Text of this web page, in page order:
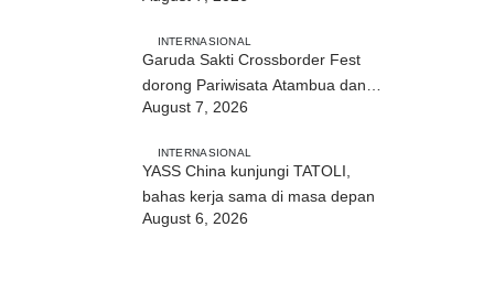
INTERNASIONAL
Garuda Sakti Crossborder Fest
dorong Pariwisata Atambua dan
August 7, 2026
INTERNASIONAL
YASS China kunjungi TATOLI,
bahas kerja sama di masa depan
August 6, 2026